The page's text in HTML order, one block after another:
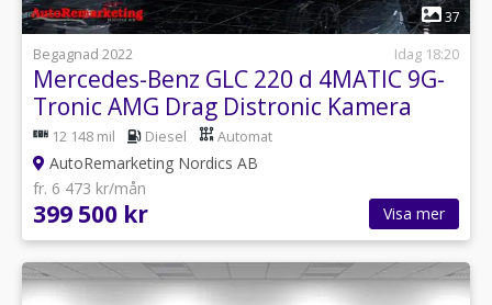
1
37
Begagnad 2022
Idag 18:20
Mercedes-Benz GLC 220 d 4MATIC 9G-
Tronic AMG Drag Distronic Kamera
12 148 mil Diesel Automat
AutoRemarketing Nordics AB
fr. 6 473 kr/mån
399 500 kr Visa mer